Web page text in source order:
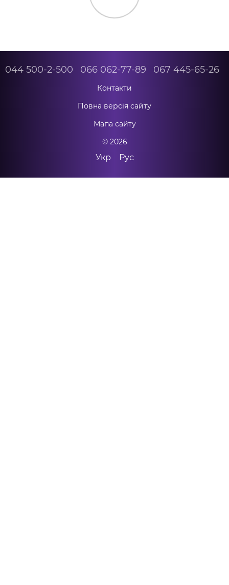
044 500-2-500 066 062-77-89 067 445-65-26
Контакти
Повна версія сайту
Мапа сайту
© 2026
Укр Рус